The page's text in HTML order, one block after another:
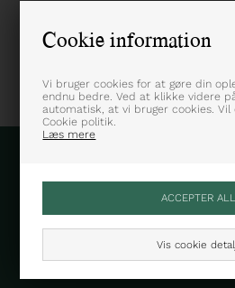
Cookie information
Vi bruger cookies for at gøre din
endnu bedre. Ved at klikke videre
automatisk, at vi bruger cookies.
Cookie politik.
Læs mere
Vis cookie
Skriv dig op til
og få